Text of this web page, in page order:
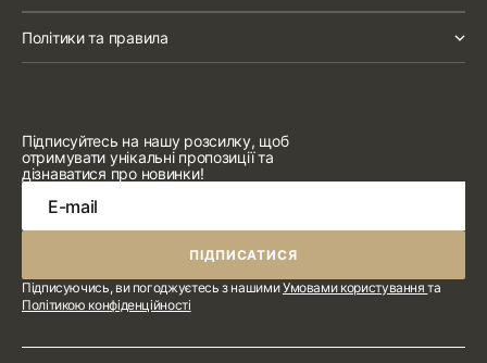
Політики та правила
Підписуйтесь на нашу розсилку, щоб
отримувати унікальні пропозиції та
дізнаватися про новинки!
E-mail
ПІДПИСАТИСЯ
ПІДПИСАТИСЯ
Підписуючись, ви погоджуєтесь з нашимиУмовами користуваннята
Політикою конфіденційності